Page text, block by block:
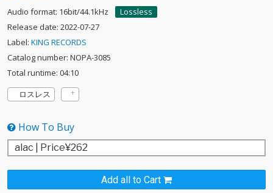
Audio format: 16bit/44.1kHz
Lossless
Release date: 2022-07-27
Label: KING RECORDS
Catalog number: NOPA-3085
Total runtime: 04:10
ロスレス
How To Buy
Add all to Cart